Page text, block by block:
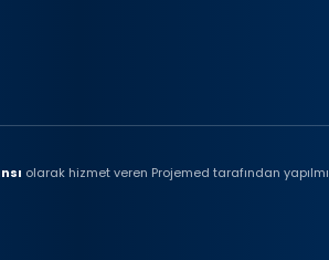
olarak hizmet veren Projemed tarafından